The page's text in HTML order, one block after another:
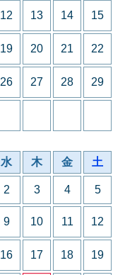
12 13 14 15
19 20 21 22
26 27 28 29
水 木 金 土
2 3 4 5
9 10 11 12
16 17 18 19